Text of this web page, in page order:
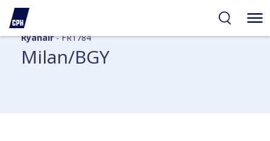
Ryanair- FR1784
Milan/BGY